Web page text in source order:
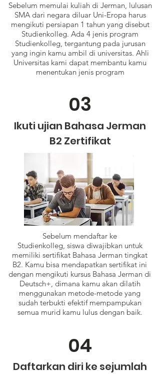
Sebelum memulai kuliah di Jerman, lulusan
SMA dari negara diluar Uni-Eropa harus
mengikuti persiapan 1 tahun yang disebut
Studienkolleg. Ada 4 jenis program
Studienkolleg, tergantung pada jurusan
yang ingin kamu ambil di universitas. Ahli
Universitas kami dapat membantu kamu
menentukan jenis program
03
Ikuti ujian Bahasa Jerman
B2 Zertifikat
Sebelum mendaftar ke
Studienkolleg, siswa diwajibkan untuk
memiliki sertifikat Bahasa Jerman tingkat
B2. Kamu bisa mendapatkan sertifikat ini
dengan mengikuti kursus Bahasa Jerman di
Deutsch+, dimana kamu akan dilatih
menggunakan metode-metode yang
sudah terbukti efektif mempampukan
semua murid kamu lulus dengan baik.
Daftarkan diri ke sejumlah
04